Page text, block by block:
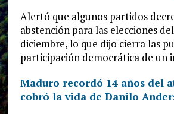
Alertó que algunos partidos
abstención para las elecciones
diciembre, lo que dijo cierra las
participación democrática de
Maduro recordó 14 años del
cobró la vida de Danilo